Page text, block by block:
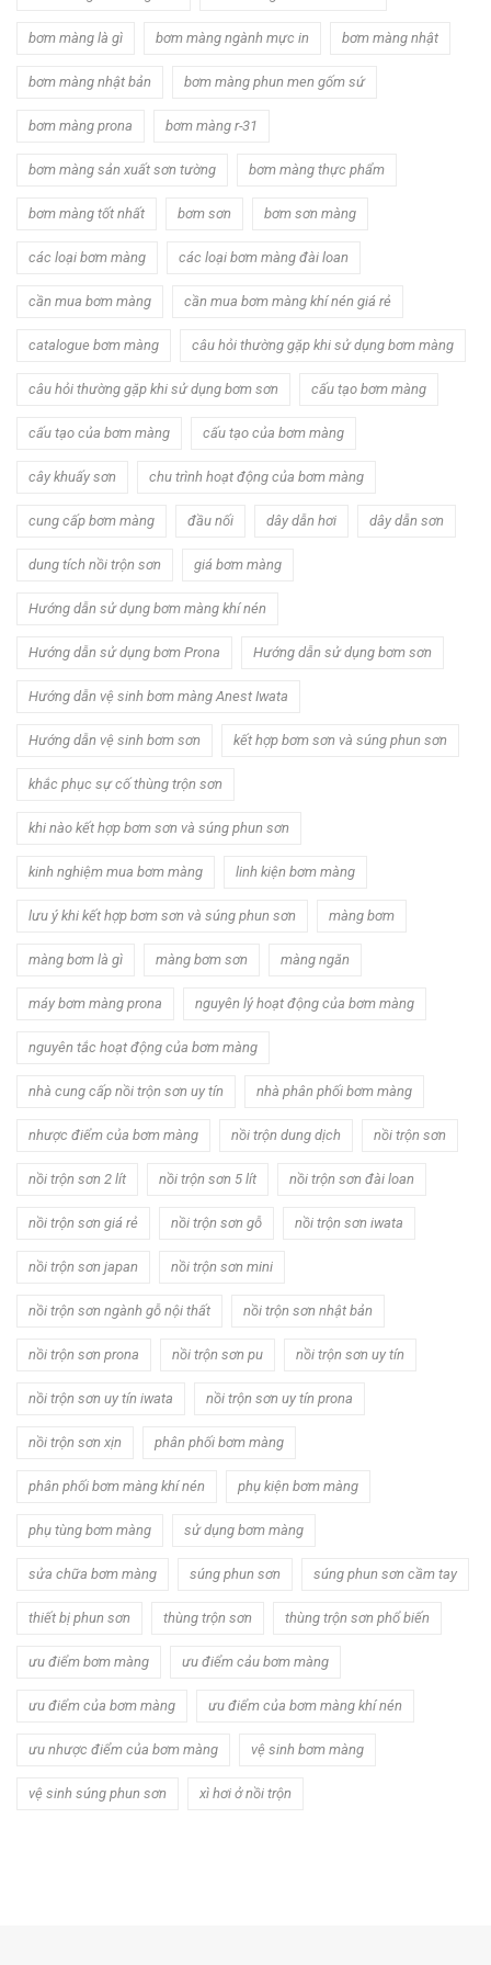
bơm màng là gì bơm màng ngành mực in bơm màng nhật
bơm màng nhật bản bơm màng phun men gốm sứ
bơm màng prona bơm màng r-31
bơm màng sản xuất sơn tường bơm màng thực phẩm
bơm màng tốt nhất bơm sơn bơm sơn màng
các loại bơm màng các loại bơm màng đài loan
cần mua bơm màng cần mua bơm màng khí nén giá rẻ
catalogue bơm màng câu hỏi thường gặp khi sử dụng bơm màng
câu hỏi thường gặp khi sử dụng bơm sơn cấu tạo bơm màng
cấu tạo của bơm màng cấu tạo của bơm màng
cây khuấy sơn chu trình hoạt động của bơm màng
cung cấp bơm màng đầu nối dây dẫn hơi dây dẫn sơn
dung tích nồi trộn sơn giá bơm màng
Hướng dẫn sử dụng bơm màng khí nén
Hướng dẫn sử dụng bơm Prona Hướng dẫn sử dụng bơm sơn
Hướng dẫn vệ sinh bơm màng Anest Iwata
Hướng dẫn vệ sinh bơm sơn kết hợp bơm sơn và súng phun sơn
khắc phục sự cố thùng trộn sơn
khi nào kết hợp bơm sơn và súng phun sơn
kinh nghiệm mua bơm màng linh kiện bơm màng
lưu ý khi kết hợp bơm sơn và súng phun sơn màng bơm
màng bơm là gì màng bơm sơn màng ngăn
máy bơm màng prona nguyên lý hoạt động của bơm màng
nguyên tắc hoạt động của bơm màng
nhà cung cấp nồi trộn sơn uy tín nhà phân phối bơm màng
nhược điểm của bơm màng nồi trộn dung dịch nồi trộn sơn
nồi trộn sơn 2 lít nồi trộn sơn 5 lít nồi trộn sơn đài loan
nồi trộn sơn giá rẻ nồi trộn sơn gỗ nồi trộn sơn iwata
nồi trộn sơn japan nồi trộn sơn mini
nồi trộn sơn ngành gỗ nội thất nồi trộn sơn nhật bản
nồi trộn sơn prona nồi trộn sơn pu nồi trộn sơn uy tín
nồi trộn sơn uy tín iwata nồi trộn sơn uy tín prona
nồi trộn sơn xịn phân phối bơm màng
phân phối bơm màng khí nén phụ kiện bơm màng
phụ tùng bơm màng sử dụng bơm màng
sửa chữa bơm màng súng phun sơn súng phun sơn cầm tay
thiết bị phun sơn thùng trộn sơn thùng trộn sơn phổ biến
ưu điểm bơm màng ưu điểm cảu bơm màng
ưu điểm của bơm màng ưu điểm của bơm màng khí nén
ưu nhược điểm của bơm màng vệ sinh bơm màng
vệ sinh súng phun sơn xì hơi ở nồi trộn